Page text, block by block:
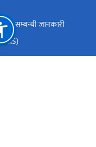
सम्बन्धी जानकारी